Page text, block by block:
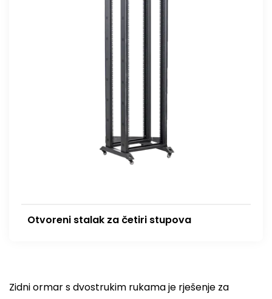
Otvoreni stalak za četiri stupova
Zidni ormar s dvostrukim rukama je rješenje za